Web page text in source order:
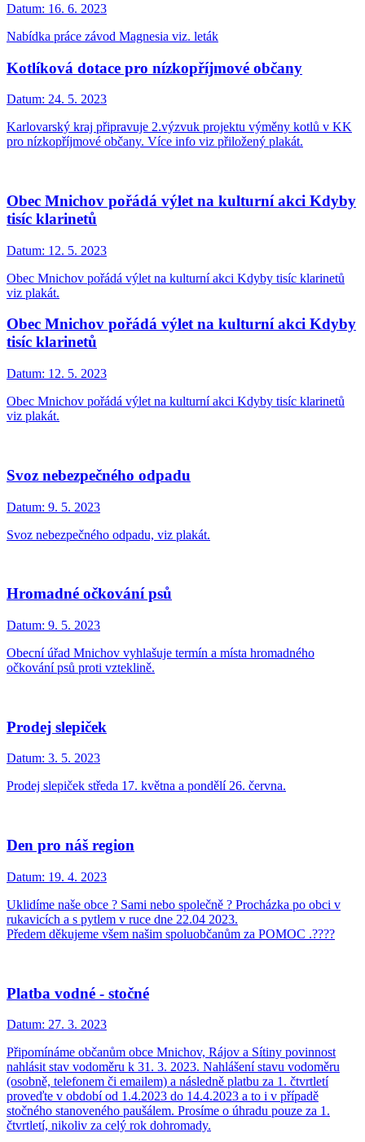
Datum: 16. 6. 2023
Nabídka práce závod Magnesia viz. leták
Kotlíková dotace pro nízkopříjmové občany
Datum: 24. 5. 2023
Karlovarský kraj připravuje 2.výzvuk projektu výměny kotlů v KK
pro nízkopříjmové občany. Více info viz přiložený plakát.
Obec Mnichov pořádá výlet na kulturní akci Kdyby
tisíc klarinetů
Datum: 12. 5. 2023
Obec Mnichov pořádá výlet na kulturní akci Kdyby tisíc klarinetů
viz plakát.
Obec Mnichov pořádá výlet na kulturní akci Kdyby
tisíc klarinetů
Datum: 12. 5. 2023
Obec Mnichov pořádá výlet na kulturní akci Kdyby tisíc klarinetů
viz plakát.
Svoz nebezpečného odpadu
Datum: 9. 5. 2023
Svoz nebezpečného odpadu, viz plakát.
Hromadné očkování psů
Datum: 9. 5. 2023
Obecní úřad Mnichov vyhlašuje termín a místa hromadného
očkování psů proti vzteklině.
Prodej slepiček
Datum: 3. 5. 2023
Prodej slepiček středa 17. května a pondělí 26. června.
Den pro náš region
Datum: 19. 4. 2023
Uklidíme naše obce ? Sami nebo společně ? Procházka po obci v
rukavicích a s pytlem v ruce dne 22.04 2023.
Předem děkujeme všem našim spoluobčanům za POMOC .????
Platba vodné - stočné
Datum: 27. 3. 2023
Připomínáme občanům obce Mnichov, Rájov a Sítiny povinnost
nahlásit stav vodoměru k 31. 3. 2023. Nahlášení stavu vodoměru
(osobně, telefonem či emailem) a následně platbu za 1. čtvrtletí
proveďte v období od 1.4.2023 do 14.4.2023 a to i v případě
stočného stanoveného paušálem. Prosíme o úhradu pouze za 1.
čtvrtletí, nikoliv za celý rok dohromady.